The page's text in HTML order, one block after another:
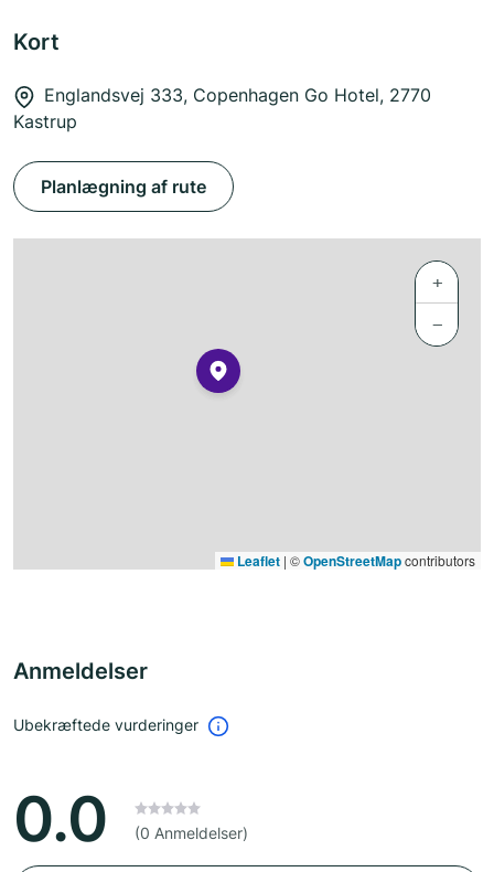
Kort
Englandsvej 333, Copenhagen Go Hotel, 2770
Kastrup
Planlægning af rute
+
−
Leaflet | ©OpenStreetMapcontributors
Anmeldelser
Ubekræftede vurderinger
0.0 (0 Anmeldelser)